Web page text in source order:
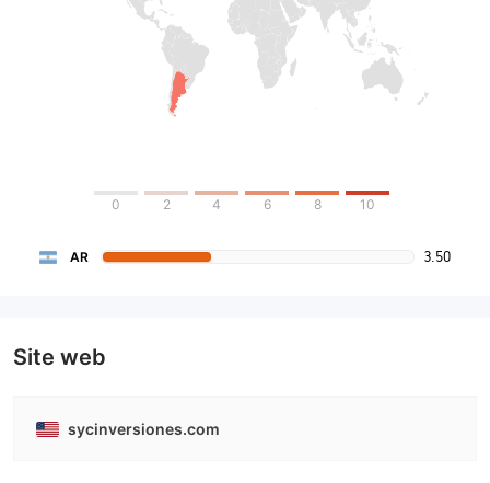
0 2 4 6 8 10
AR 3.50
Site web
sycinversiones.com